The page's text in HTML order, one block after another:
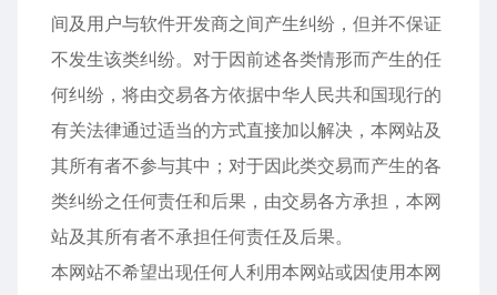
间及用户与软件开发商之间产生纠纷，但并不保证
不发生该类纠纷。对于因前述各类情形而产生的任
何纠纷，将由交易各方依据中华人民共和国现行的
有关法律通过适当的方式直接加以解决，本网站及
其所有者不参与其中；对于因此类交易而产生的各
类纠纷之任何责任和后果，由交易各方承担，本网
站及其所有者不承担任何责任及后果。
本网站不希望出现任何人利用本网站或因使用本网